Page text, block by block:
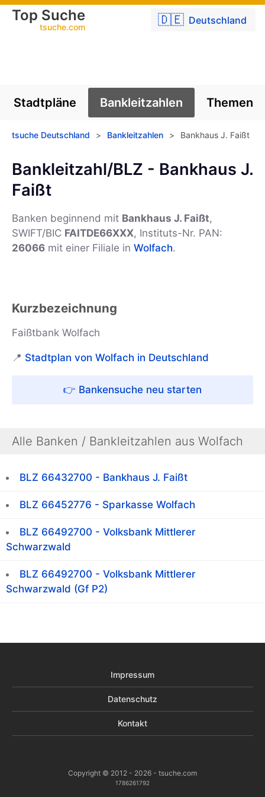
🇩🇪 Deutschland
Top Suche
tsuche.com
Stadtpläne Bankleitzahlen Themen
tsuche Deutschland > Bankleitzahlen > Bankhaus J. Faißt
Bankleitzahl/BLZ - Bankhaus J.
Faißt
Banken beginnend mit Bankhaus J. Faißt,
SWIFT/BIC FAITDE66XXX, Instituts-Nr. PAN:
26066 mit einer Filiale in Wolfach.
Kurzbezeichnung
Faißtbank Wolfach
📍 Stadtplan von Wolfach in Deutschland
👉 Bankensuche neu starten
Alle Banken / Bankleitzahlen aus Wolfach
BLZ 66432700 - Bankhaus J. Faißt
BLZ 66452776 - Sparkasse Wolfach
BLZ 66492700 - Volksbank Mittlerer
Schwarzwald
BLZ 66492700 - Volksbank Mittlerer
Schwarzwald (Gf P2)
Impressum
Datenschutz
Kontakt
Copyright © 2012 - 2026 - tsuche.com
1786261792